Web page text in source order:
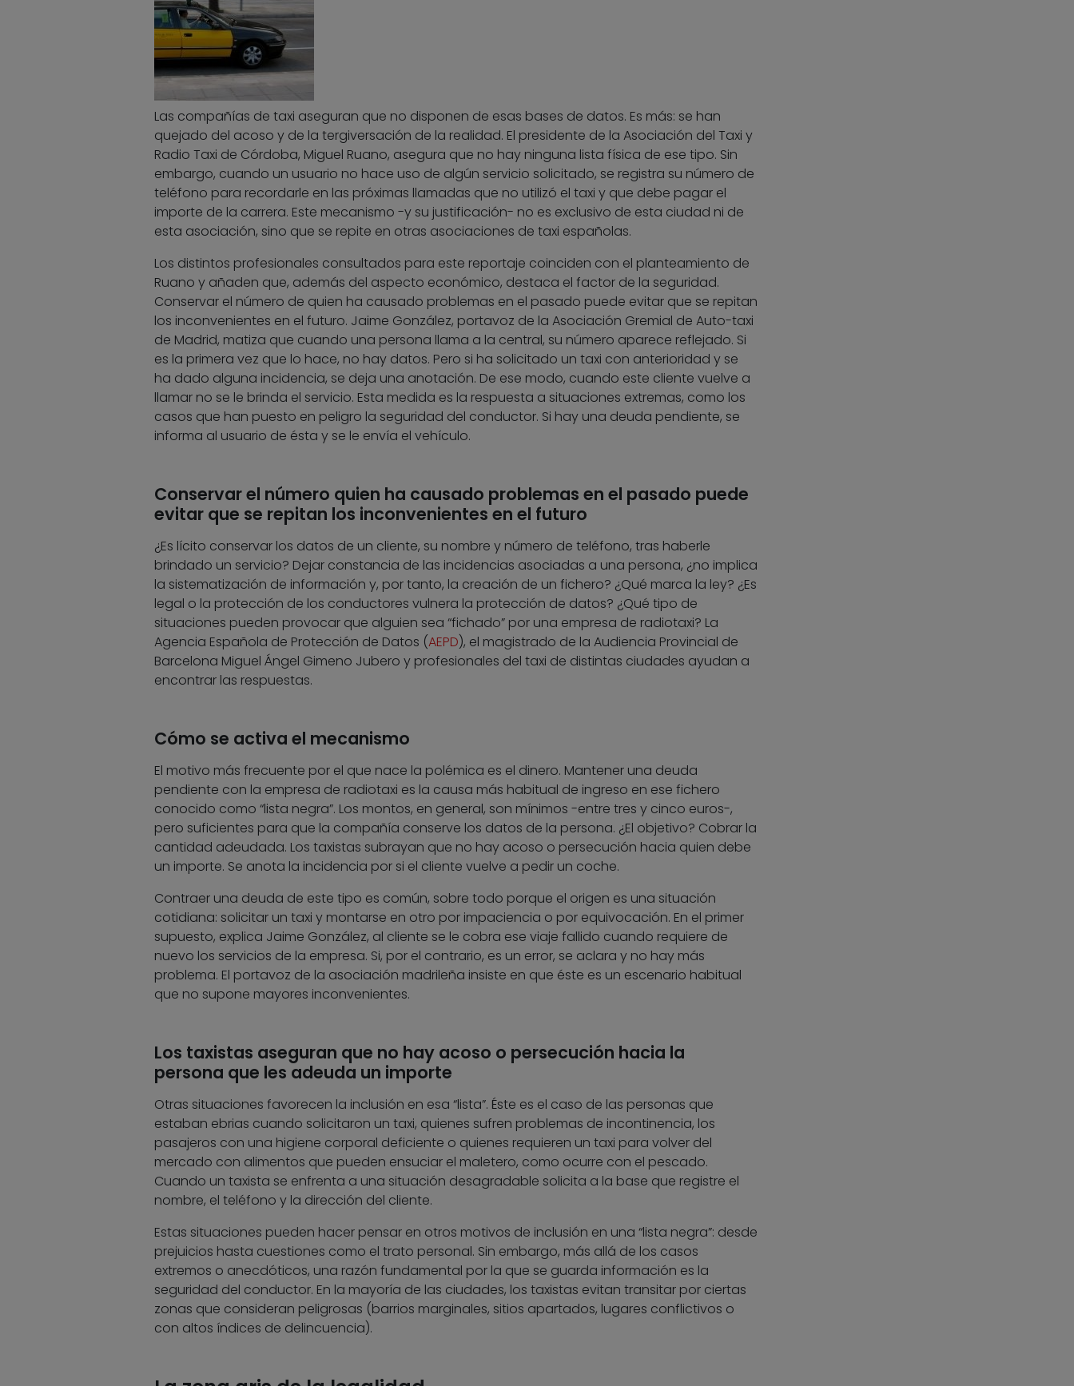
Las compañías de taxi aseguran que no disponen de esas bases de datos. Es más: se han
quejado del acoso y de la tergiversación de la realidad. El presidente de la Asociación del Taxi y
Radio Taxi de Córdoba, Miguel Ruano, asegura que no hay ninguna lista física de ese tipo. Sin
embargo, cuando un usuario no hace uso de algún servicio solicitado, se registra su número de
teléfono para recordarle en las próximas llamadas que no utilizó el taxi y que debe pagar el
importe de la carrera. Este mecanismo -y su justificación- no es exclusivo de esta ciudad ni de
esta asociación, sino que se repite en otras asociaciones de taxi españolas.
Los distintos profesionales consultados para este reportaje coinciden con el planteamiento de
Ruano y añaden que, además del aspecto económico, destaca el factor de la seguridad.
Conservar el número de quien ha causado problemas en el pasado puede evitar que se repitan
los inconvenientes en el futuro. Jaime González, portavoz de la Asociación Gremial de Auto-taxi
de Madrid, matiza que cuando una persona llama a la central, su número aparece reflejado. Si
es la primera vez que lo hace, no hay datos. Pero si ha solicitado un taxi con anterioridad y se
ha dado alguna incidencia, se deja una anotación. De ese modo, cuando este cliente vuelve a
llamar no se le brinda el servicio. Esta medida es la respuesta a situaciones extremas, como los
casos que han puesto en peligro la seguridad del conductor. Si hay una deuda pendiente, se
informa al usuario de ésta y se le envía el vehículo.
Conservar el número quien ha causado problemas en el pasado puede
evitar que se repitan los inconvenientes en el futuro
¿Es lícito conservar los datos de un cliente, su nombre y número de teléfono, tras haberle
brindado un servicio? Dejar constancia de las incidencias asociadas a una persona, ¿no implica
la sistematización de información y, por tanto, la creación de un fichero? ¿Qué marca la ley? ¿Es
legal o la protección de los conductores vulnera la protección de datos? ¿Qué tipo de
situaciones pueden provocar que alguien sea “fichado” por una empresa de radiotaxi? La
Agencia Española de Protección de Datos (AEPD), el magistrado de la Audiencia Provincial de
Barcelona Miguel Ángel Gimeno Jubero y profesionales del taxi de distintas ciudades ayudan a
encontrar las respuestas.
Cómo se activa el mecanismo
El motivo más frecuente por el que nace la polémica es el dinero. Mantener una deuda
pendiente con la empresa de radiotaxi es la causa más habitual de ingreso en ese fichero
conocido como “lista negra”. Los montos, en general, son mínimos -entre tres y cinco euros-,
pero suficientes para que la compañía conserve los datos de la persona. ¿El objetivo? Cobrar la
cantidad adeudada. Los taxistas subrayan que no hay acoso o persecución hacia quien debe
un importe. Se anota la incidencia por si el cliente vuelve a pedir un coche.
Contraer una deuda de este tipo es común, sobre todo porque el origen es una situación
cotidiana: solicitar un taxi y montarse en otro por impaciencia o por equivocación. En el primer
supuesto, explica Jaime González, al cliente se le cobra ese viaje fallido cuando requiere de
nuevo los servicios de la empresa. Si, por el contrario, es un error, se aclara y no hay más
problema. El portavoz de la asociación madrileña insiste en que éste es un escenario habitual
que no supone mayores inconvenientes.
Los taxistas aseguran que no hay acoso o persecución hacia la
persona que les adeuda un importe
Otras situaciones favorecen la inclusión en esa “lista”. Éste es el caso de las personas que
estaban ebrias cuando solicitaron un taxi, quienes sufren problemas de incontinencia, los
pasajeros con una higiene corporal deficiente o quienes requieren un taxi para volver del
mercado con alimentos que pueden ensuciar el maletero, como ocurre con el pescado.
Cuando un taxista se enfrenta a una situación desagradable solicita a la base que registre el
nombre, el teléfono y la dirección del cliente.
Estas situaciones pueden hacer pensar en otros motivos de inclusión en una “lista negra”: desde
prejuicios hasta cuestiones como el trato personal. Sin embargo, más allá de los casos
extremos o anecdóticos, una razón fundamental por la que se guarda información es la
seguridad del conductor. En la mayoría de las ciudades, los taxistas evitan transitar por ciertas
zonas que consideran peligrosas (barrios marginales, sitios apartados, lugares conflictivos o
con altos índices de delincuencia).